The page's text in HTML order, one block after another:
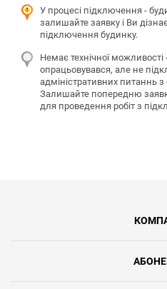
У процесі підключення -
залишайте заявку і Ви
підключення будинку.
Немає технічної
опрацьовувався, але не
адміністративних питаннь
Залишайте попередню
для проведення робіт з